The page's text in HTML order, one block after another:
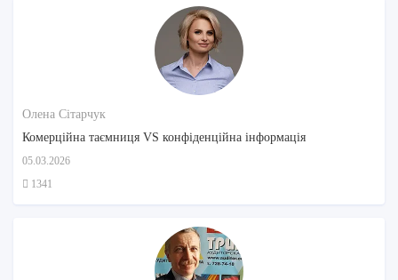
Олена Сітарчук
Комерційна таємниця VS конфіденційна інформація
05.03.2026
1341